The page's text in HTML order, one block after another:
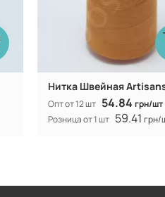
Нитка Швейная
Опт от 12 шт 54.84 грн/шт
Розница от 1 шт 59.41 грн/